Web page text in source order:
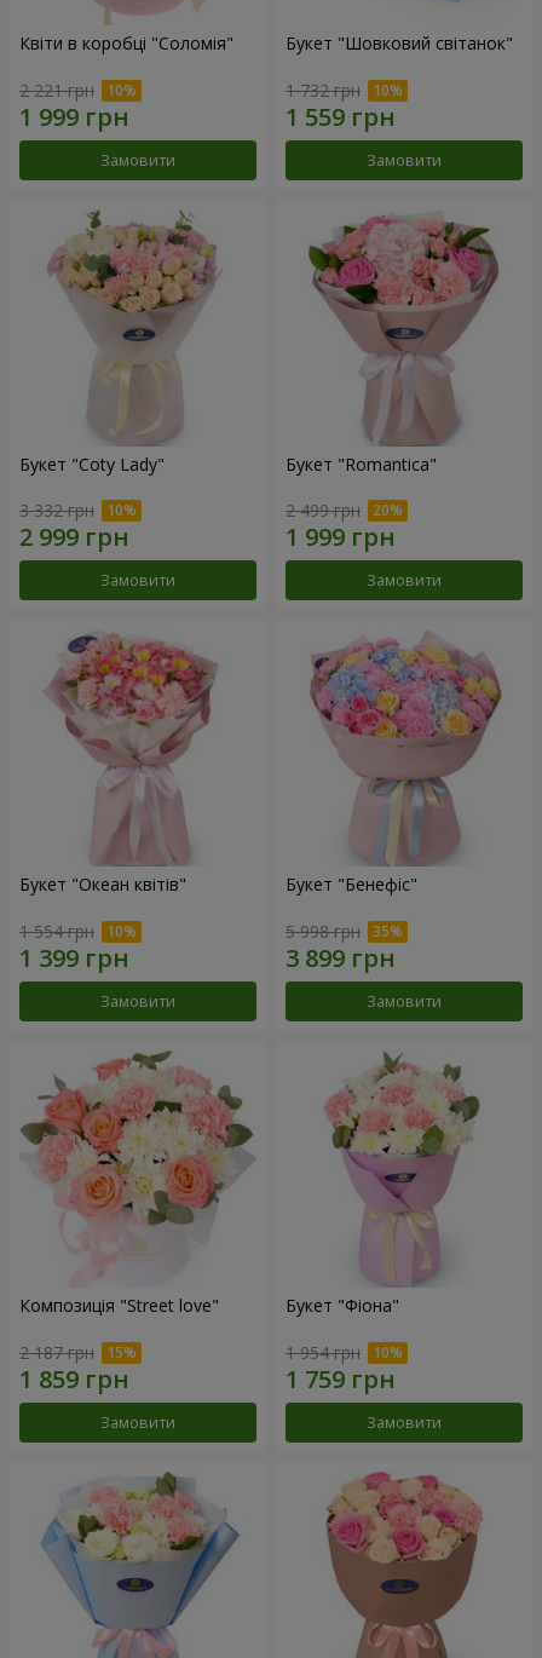
Квіти в коробці "Соломія"
2 221 грн
Замовити
Букет "Шовковий світанок"
1 732 грн
Замовити
Букет "Coty Lady"
3 332 грн
Замовити
Букет "Romantica"
2 499 грн
Замовити
Букет "Океан квітів"
1 554 грн
Замовити
Букет "Бенефіс"
5 998 грн
Замовити
Композиція "Street love"
2 187 грн
Замовити
Букет "Фіона"
1 954 грн
Замовити